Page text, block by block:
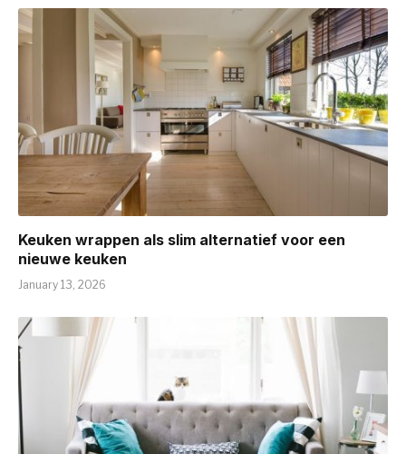
Keuken wrappen als slim alternatief voor een
nieuwe keuken
January 13, 2026